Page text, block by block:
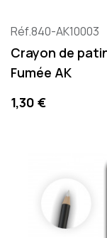
Réf.840-AK10003
Crayon de
Fumée AK
Precio
1,30 €